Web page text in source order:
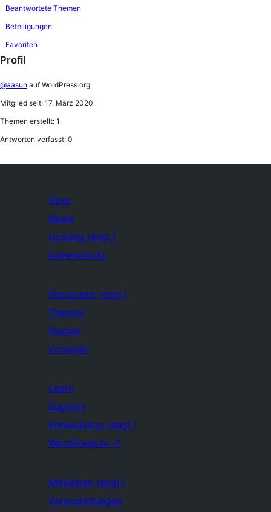
Beantwortete Themen
Beteiligungen
Favoriten
Profil
@aasun auf WordPress.org
Mitglied seit: 17. März 2020
Themen erstellt: 1
Antworten verfasst: 0
Über
News
Hosting (engl.)
Datenschutz
Showcase (engl.)
Themes
Plugins
Vorlagen
Learn
Support
Entwicklung (engl.)
WordPress.tv ↗
Mitwirken (engl.)
Veranstaltungen